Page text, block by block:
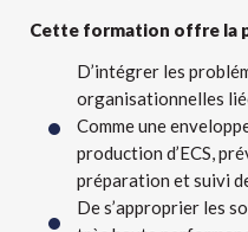
Cette formation offre la
D’intégrer les
organisationnelles
Comme une
production d’ECS,
préparation et suivi
De s’approprier les